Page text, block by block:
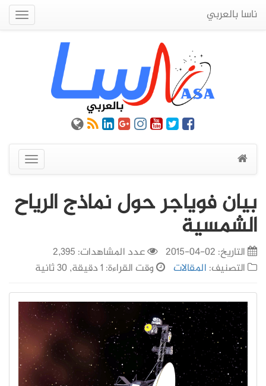
ناسا بالعربي
عرض
القائمة
بيان فوياجر حول نماذج الرياح
الشمسية
التاريخ: 02-04-2015
عدد المشاهدات: 2,395
التصنيف: المقالات وقت القراءة: 1 دقيقة, 30 ثانية